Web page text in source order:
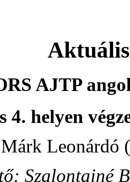
AJTP
4. helyen
Leonárdó
Szalontainé